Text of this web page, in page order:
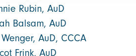
Rubin, AuD
Balsam, AuD
AuD, CCCA
Frink, AuD